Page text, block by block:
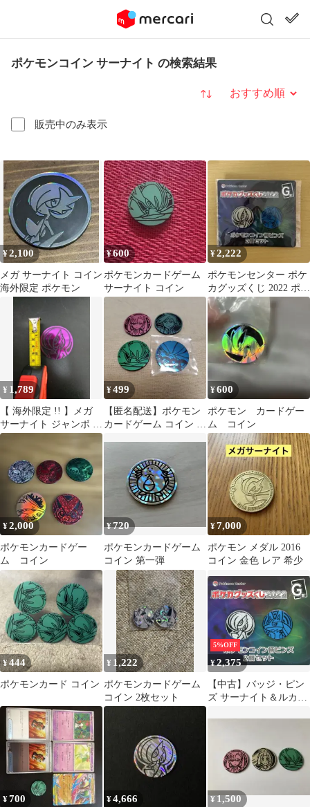
ポケモンコイン サーナイト の検索結果
販売中のみ表示
並び替え
¥2,100
メガ サーナイト コイン
海外限定 ポケモン
¥600
ポケモンカードゲーム
サーナイト コイン
¥2,222
ポケモンセンター ポケ
カグッズくじ 2022 ポケ
モンコイン柄ピンズ 2
個セット
¥ 1,789
【 海外限定 !! 】メガ
サーナイト ジャンボ ポ
ケモン コイン
¥499
【匿名配送】ポケモン
カードゲーム コイン 4
¥600
ポケモン カードゲー
ム コイン
¥2,000
ポケモンカードゲー
ム コイン
¥720
ポケモンカードゲーム
コイン 第一弾
¥7,000
ポケモン メダル 2016
コイン 金色 レア 希少
¥444
ポケモンカード コイン
¥ 1,222
ポケモンカードゲーム
コイン 2枚セット
5%OFF
¥2,375
【中古】バッジ・ピン
ズ サーナイト＆ルカリ
カグッズくじ2022」 G
¥700 ¥4,666 ¥1,500